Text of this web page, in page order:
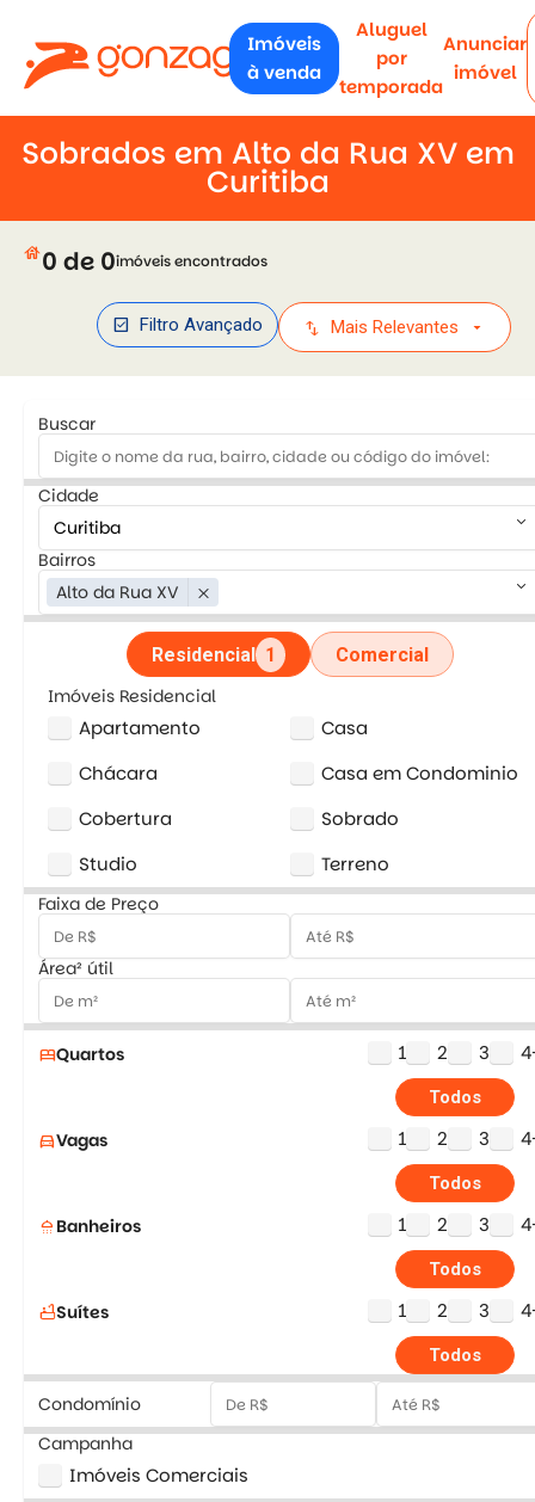
Imóveis
à venda
Aluguel
por
temporada
Anunciar
imóvel
Sobrados em Alto da Rua XV em
Curitiba
house0 de 0imóveis encontrados
check_box Filtro Avançado swap_vert Mais Relevantes arrow_drop_down
Buscar
Cidade
keyboard_arrow_down
Bairros
Alto da Rua XV
close keyboard_arrow_down
Residencial 1 Comercial
Imóveis Residencial
Apartamento
Casa
Chácara
Casa em Condominio
Cobertura
Sobrado
Studio
Terreno
Faixa de Preço
Área² útil
bedQuartos 1 2 3
Todos
directions_carVagas 1 2 3
Todos
shower Banheiros 1 2 3
Todos
bathtubSuítes 1 2 3
Todos
Condomínio
Campanha
Imóveis Comerciais